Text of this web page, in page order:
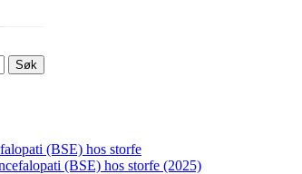
Søk
(BSE) hos storfe
(BSE) hos storfe (2025)